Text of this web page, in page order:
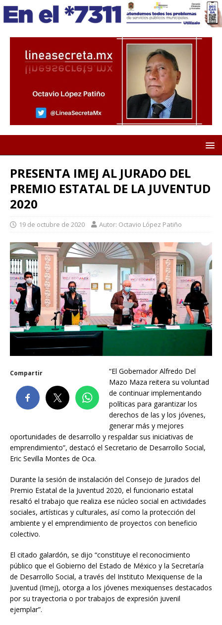
PRESENTA IMEJ AL JURADO DEL
PREMIO ESTATAL DE LA JUVENTUD
2020
19 de octubre de 2020 Autor: Octavio López Patiño
Compartir
“El Gobernador Alfredo Del
Mazo Maza reitera su voluntad
de continuar implementando
políticas para garantizar los
derechos de las y los jóvenes,
generar más y mejores
oportunidades de desarrollo y respaldar sus iniciativas de
emprendimiento”, destacó el Secretario de Desarrollo Social,
Eric Sevilla Montes de Oca.
Durante la sesión de instalación del Consejo de Jurados del
Premio Estatal de la Juventud 2020, el funcionario estatal
resaltó el trabajo que realiza ese núcleo social en actividades
sociales, artísticas y culturales, así como la protección del
ambiente y el emprendimiento de proyectos con beneficio
colectivo.
El citado galardón, se dijo “constituye el reconocimiento
público que el Gobierno del Estado de México y la Secretaría
de Desarrollo Social, a través del Instituto Mexiquense de la
Juventud (Imej), otorga a los jóvenes mexiquenses destacados
por su trayectoria o por trabajos de expresión juvenil
ejemplar”.